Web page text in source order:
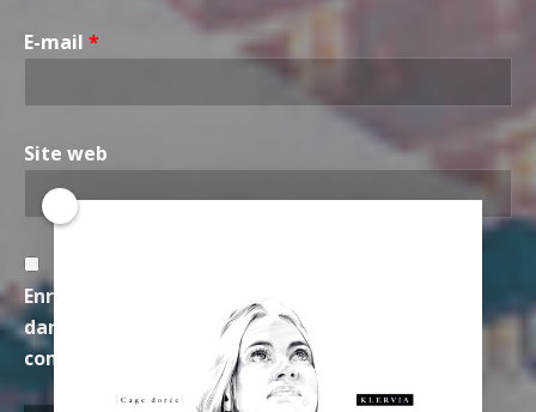
E-mail *
Site web
Enregistrer mon nom, mon e-mail et mon site
dans le navigateur pour mon prochain
commentaire.